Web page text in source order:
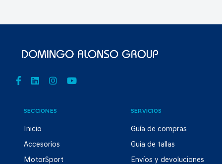
SECCIONES
Inicio
Accesorios
MotorSport
SERVICIOS
Guía de compras
Guía de tallas
Envíos y devoluciones